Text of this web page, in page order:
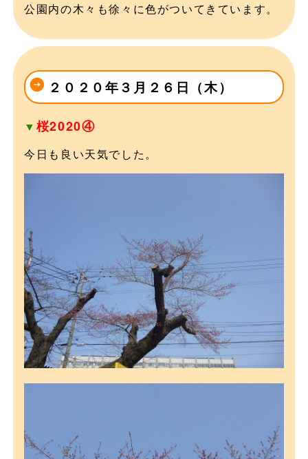
公園内の木々も徐々に色がついてきています。
２０２０年３月２６日（木）
▼ 桜2020④
今日も良い天気でした。